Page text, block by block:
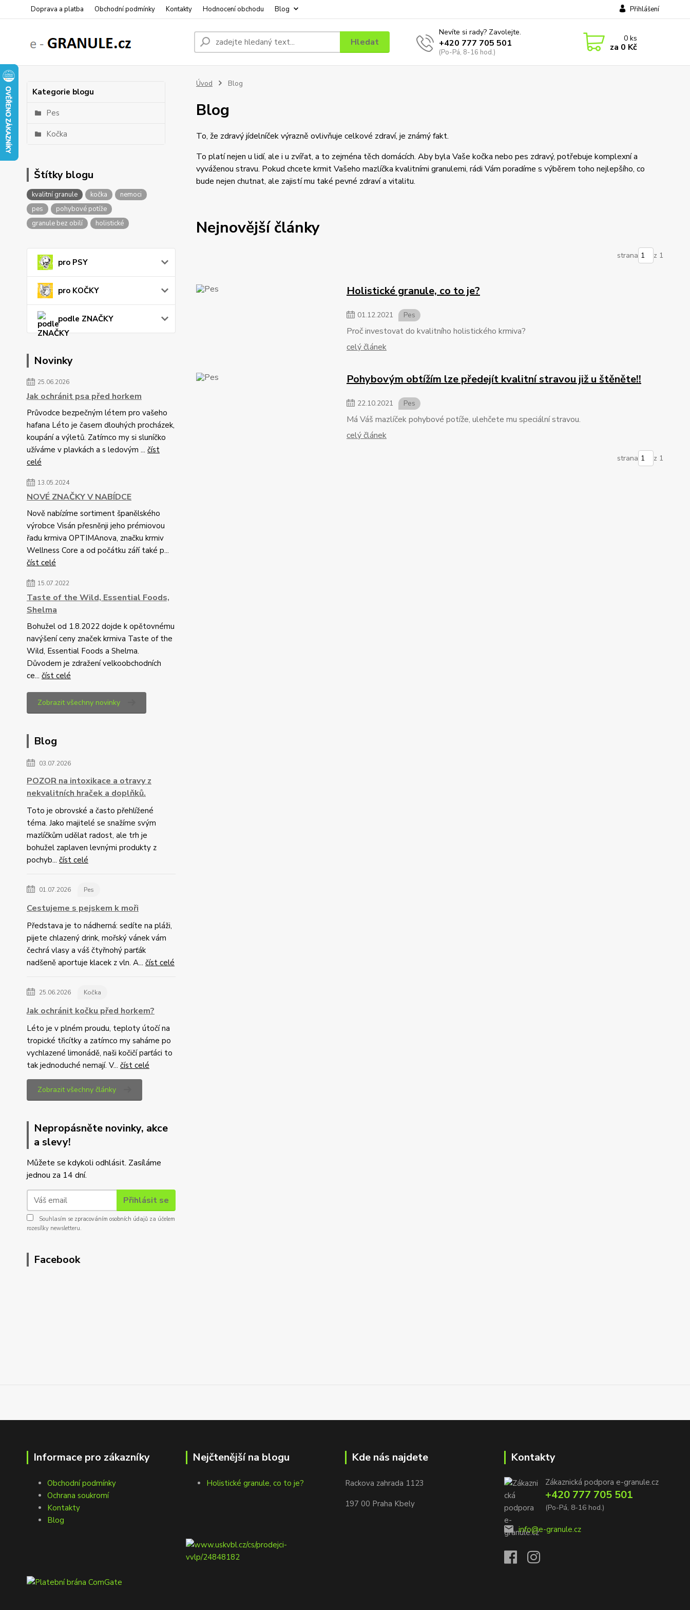
Doprava a platba Obchodní podmínky Kontakty Hodnocení obchodu Blog Přihlášení
Hledat
Nevíte si rady? Zavolejte.
+420 777 705 501
(Po-Pá, 8-16 hod.)
0ks
za 0 Kč
Kategorie blogu
Pes
Kočka
Štítky blogu
kvalitní granule kočka
nemoci
pes
pohybové potíže
granule bez obilí
holistické
pro PSY
pro KOČKY
podle ZNAČKY
Novinky
25.06.2026
Jak ochránit psa před horkem
Průvodce bezpečným létem pro vašeho
hafana Léto je časem dlouhých procházek,
koupání a výletů. Zatímco my si sluníčko
užíváme v plavkách a s ledovým ... číst
celé
13.05.2024
NOVÉ ZNAČKY V NABÍDCE
Nově nabízíme sortiment španělského
výrobce Visán přesněnji jeho prémiovou
řadu krmiva OPTIMAnova, značku krmiv
Wellness Core a od počátku září také p...
číst celé
15.07.2022
Taste of the Wild, Essential Foods,
Shelma
Bohužel od 1.8.2022 dojde k opětovnému
navýšení ceny značek krmiva Taste of the
Wild, Essential Foods a Shelma.
Důvodem je zdražení velkoobchodních
ce... číst celé
Zobrazit všechny novinky
Blog
03.07.2026
POZOR na intoxikace a otravy z
nekvalitních hraček a doplňků.
Toto je obrovské a často přehlížené
téma. Jako majitelé se snažíme svým
mazlíčkům udělat radost, ale trh je
bohužel zaplaven levnými produkty z
pochyb... číst celé
01.07.2026 Pes
Cestujeme s pejskem k moři
Představa je to nádherná: sedíte na pláži,
pijete chlazený drink, mořský vánek vám
čechrá vlasy a váš čtyřnohý parťák
nadšeně aportuje klacek z vln. A... číst celé
25.06.2026 Kočka
Jak ochránit kočku před horkem?
Léto je v plném proudu, teploty útočí na
tropické třicítky a zatímco my saháme po
vychlazené limonádě, naši kočičí parťáci to
tak jednoduché nemají. V... číst celé
Zobrazit všechny články
Nepropásněte novinky, akce
a slevy!
Můžete se kdykoli odhlásit. Zasíláme
jednou za 14 dní.
Přihlásit se
Souhlasím se zpracováním osobních údajů za účelem
rozesílky newsletteru.
Facebook
Úvod Blog
Blog
To, že zdravý jídelníček výrazně ovlivňuje celkové zdraví, je známý fakt.
To platí nejen u lidí, ale i u zvířat, a to zejména těch domácích. Aby byla Vaše kočka nebo pes zdravý, potřebuje komplexní a
vyváženou stravu. Pokud chcete krmit Vašeho mazlíčka kvalitními granulemi, rádi Vám poradíme s výběrem toho nejlepšího, co
bude nejen chutnat, ale zajistí mu také pevné zdraví a vitalitu.
Nejnovější články
strana z 1
Holistické granule, co to je?
01.12.2021 Pes
Proč investovat do kvalitního holistického krmiva?
celý článek
Pohybovým obtížím lze předejít kvalitní stravou již u štěněte!!
22.10.2021 Pes
Má Váš mazlíček pohybové potíže, ulehčete mu speciální stravou.
celý článek
strana z 1
Informace pro zákazníky
Obchodní podmínky
Ochrana soukromí
Kontakty
Blog
Nejčtenější na blogu
Holistické granule, co to je?
Kde nás najdete
Rackova zahrada 1123
197 00 Praha Kbely
Kontakty
Zákaznická podpora e-granule.cz
+420 777 705 501
(Po-Pá, 8-16 hod.)
info@e-granule.cz